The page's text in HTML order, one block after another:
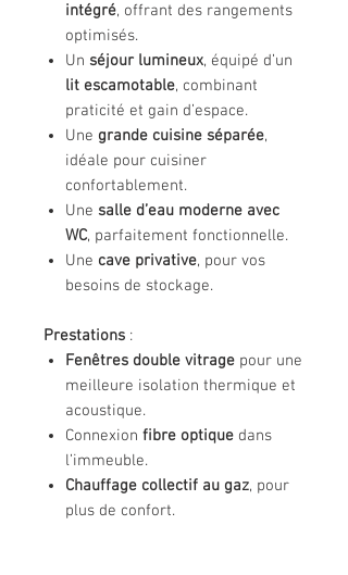
intégré, offrant des rangements
optimisés.
Un séjour lumineux, équipé d’un
lit escamotable, combinant
praticité et gain d’espace.
Une grande cuisine séparée,
idéale pour cuisiner
confortablement.
Une salle d’eau moderne avec
WC, parfaitement fonctionnelle.
Une cave privative, pour vos
besoins de stockage.
Prestations :
Fenêtres double vitrage pour une
meilleure isolation thermique et
acoustique.
Connexion fibre optique dans
l’immeuble.
Chauffage collectif au gaz, pour
plus de confort.